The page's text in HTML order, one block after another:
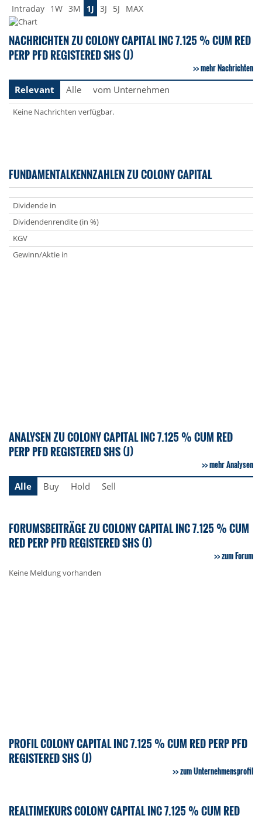
Intraday 1W 3M 1J 3J 5J MAX
NACHRICHTEN ZU COLONY CAPITAL INC 7.125 % CUM RED
PERP PFD REGISTERED SHS (J)
mehr Nachrichten
Relevant
Alle vom Unternehmen
Keine Nachrichten verfügbar.
FUNDAMENTALKENNZAHLEN ZU COLONY CAPITAL
Dividende in
Dividendenrendite (in %)
KGV
Gewinn/Aktie in
ANALYSEN ZU COLONY CAPITAL INC 7.125 % CUM RED
PERP PFD REGISTERED SHS (J)
mehr Analysen
Alle
Buy Hold Sell
FORUMSBEITRÄGE ZU COLONY CAPITAL INC 7.125 % CUM
RED PERP PFD REGISTERED SHS (J)
zum Forum
Keine Meldung vorhanden
PROFIL COLONY CAPITAL INC 7.125 % CUM RED PERP PFD
REGISTERED SHS (J)
zum Unternehmensprofil
REALTIMEKURS COLONY CAPITAL INC 7.125 % CUM RED